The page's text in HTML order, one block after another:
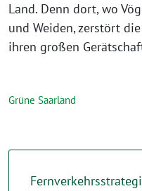
Land. Denn dort, wo
und Weiden, zerstört
ihren großen
Grüne Saarland